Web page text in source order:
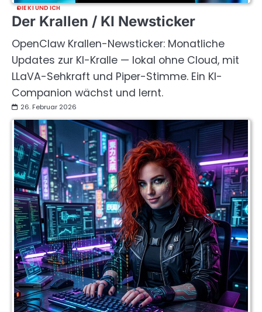
DIE KI UND ICH
Der Krallen / KI Newsticker
OpenClaw Krallen-Newsticker: Monatliche
Updates zur KI-Kralle — lokal ohne Cloud, mit
LLaVA-Sehkraft und Piper-Stimme. Ein KI-
Companion wächst und lernt.
26. Februar 2026